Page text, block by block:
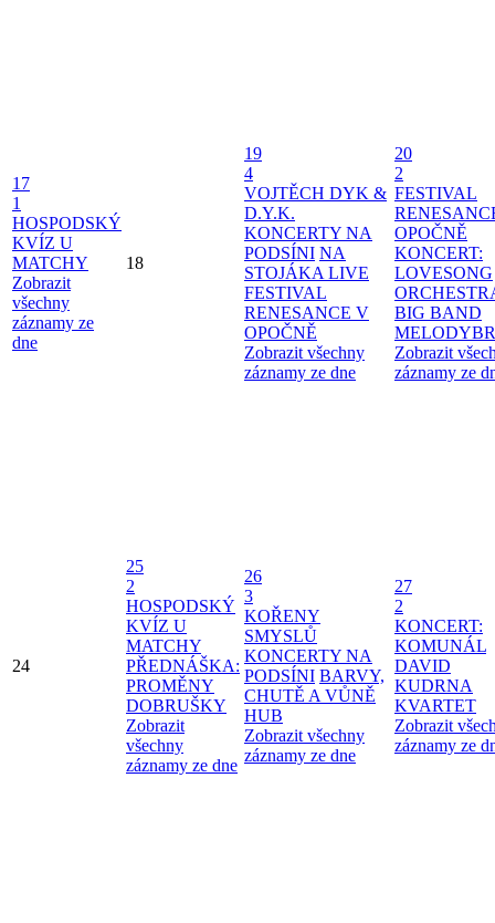
17
1
HOSPODSKÝ
KVÍZ U
MATCHY
Zobrazit
všechny
záznamy ze
dne
18
19
4
VOJTĚCH DYK &
D.Y.K.
KONCERTY NA
PODSÍNI NA
STOJÁKA LIVE
FESTIVAL
RENESANCE V
OPOČNĚ
Zobrazit všechny
záznamy ze dne
20
2
FESTIVAL
OPOČNĚ
KONCERT:
LOVESONG
BIG BAND
Zobrazit
záznamy ze
24
25
2
HOSPODSKÝ
KVÍZ U
MATCHY
PŘEDNÁŠKA:
PROMĚNY
DOBRUŠKY
Zobrazit
všechny
záznamy ze dne
26
3
KOŘENY
SMYSLŮ
KONCERTY NA
PODSÍNI BARVY,
CHUTĚ A VŮNĚ
HUB
Zobrazit všechny
záznamy ze dne
27
2
KONCERT:
KOMUNÁL
DAVID
KUDRNA
KVARTET
Zobrazit
záznamy ze